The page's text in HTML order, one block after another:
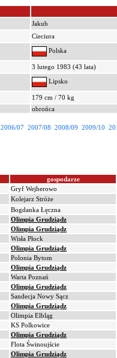
Jakub
Cieciura
Polska
3 lutego 1983 (43 lata)
Lipsko
179 cm / 70 kg
obrońca
2006/07 2007/08 2008/09 2009/10
gospodarze
Gryf Wejherowo
Kolejarz Stróże
Bogdanka Łęczna
Olimpia Grudziądz
Olimpia Grudziądz
Wisła Płock
Olimpia Grudziądz
Polonia Bytom
Olimpia Grudziądz
Warta Poznań
Olimpia Grudziądz
Sandecja Nowy Sącz
Olimpia Grudziądz
Olimpia Elbląg
KS Polkowice
Olimpia Grudziądz
Flota Świnoujście
Olimpia Grudziądz